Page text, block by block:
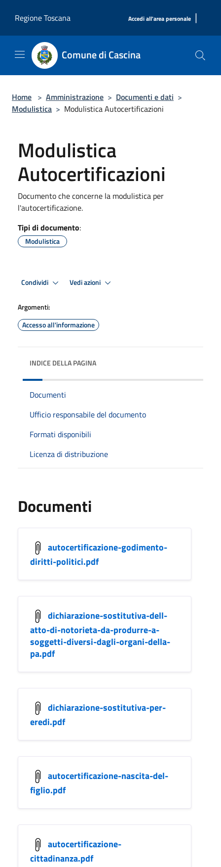
Regione Toscana
Accedi all'area personale |
Comune di Cascina
Home > Amministrazione > Documenti e dati >
Modulistica > Modulistica Autocertificazioni
Modulistica
Autocertificazioni
Documento che concerne la modulistica per
l'autocertificazione.
Tipi di documento:
Modulistica
Condividi Vedi azioni
Argomenti:
Accesso all'informazione
INDICE DELLA PAGINA
Documenti
Ufficio responsabile del documento
Formati disponibili
Licenza di distribuzione
Documenti
autocertificazione-godimento-
diritti-politici.pdf
dichiarazione-sostitutiva-dell-
atto-di-notorieta-da-produrre-a-
soggetti-diversi-dagli-organi-della-
pa.pdf
dichiarazione-sostitutiva-per-
eredi.pdf
autocertificazione-nascita-del-
figlio.pdf
autocertificazione-
cittadinanza.pdf